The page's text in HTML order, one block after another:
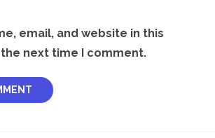
email, and website in this
next time I comment.